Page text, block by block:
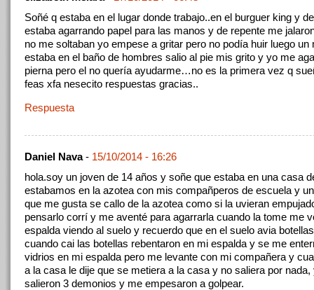
Soñé q estaba en el lugar donde trabajo..en el burguer king y
estaba agarrando papel para las manos y de repente me
no me soltaban yo empese a gritar pero no podía huir luego un
estaba en el baño de hombres salio al pie mis grito y yo me
pierna pero el no quería ayudarme…no es la primera vez q
feas xfa nesecito respuestas gracias..
Respuesta
Daniel Nava- 15/10/2014 - 16:26
hola.soy un joven de 14 años y soñe que estaba en una casa
estabamos en la azotea con mis compañperos de escuela y
que me gusta se callo de la azotea como si la uvieran
pensarlo corrí y me aventé para agarrarla cuando la tome me
espalda viendo al suelo y recuerdo que en el suelo avia
cuando cai las botellas rebentaron en mi espalda y se me
vidrios en mi espalda pero me levante con mi compañera y
a la casa le dije que se metiera a la casa y no saliera por nada,
salieron 3 demonios y me empesaron a golpear.